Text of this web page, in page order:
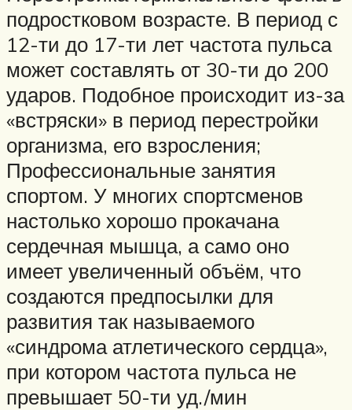
подростковом возрасте. В период с
12-ти до 17-ти лет частота пульса
может составлять от 30-ти до 200
ударов. Подобное происходит из-за
«встряски» в период перестройки
организма, его взросления;
Профессиональные занятия
спортом. У многих спортсменов
настолько хорошо прокачана
сердечная мышца, а само оно
имеет увеличенный объём, что
создаются предпосылки для
развития так называемого
«синдрома атлетического сердца»,
при котором частота пульса не
превышает 50-ти уд./мин